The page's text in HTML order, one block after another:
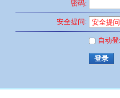
密码:
安全提问:
自动
登录